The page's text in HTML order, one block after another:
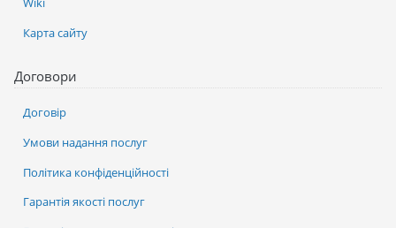
Карта сайту
Договори
Договір
Умови надання послуг
Політика конфіденційності
Гарантія якості послуг